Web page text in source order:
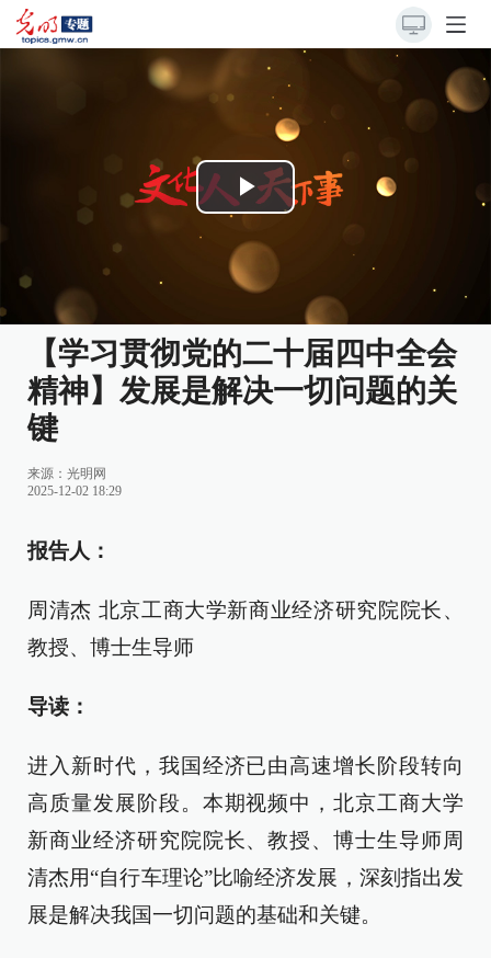
Play
Video
【学习贯彻党的二十届四中全会
精神】发展是解决一切问题的关
键
来源： 光明网
2025-12-02 18:29
报告人：
周清杰 北京工商大学新商业经济研究院院长、
教授、博士生导师
导读：
进入新时代，我国经济已由高速增长阶段转向
高质量发展阶段。本期视频中，北京工商大学
新商业经济研究院院长、教授、博士生导师周
清杰用“自行车理论”比喻经济发展，深刻指出发
展是解决我国一切问题的基础和关键。